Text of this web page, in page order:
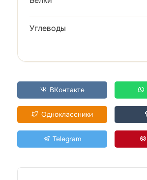
Углеводы
ВКонтакте
Одноклассники
Telegram